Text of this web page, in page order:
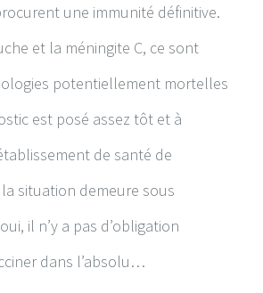
une immunité définitive.
et la méningite C, ce sont
potentiellement mortelles
est posé assez tôt et à
de santé de
situation demeure sous
il n’y a pas d’obligation
dans l’absolu…